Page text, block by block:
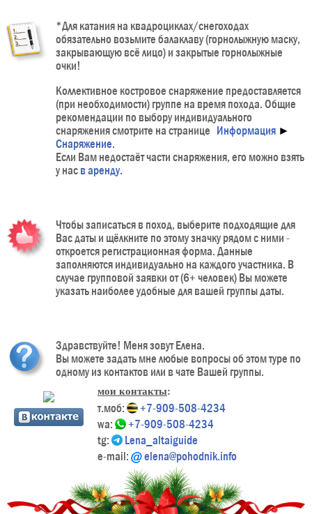
*Для катания на квадроциклах/снегоходах
обязательно возьмите балаклаву (горнолыжную маску,
закрывающую всё лицо) и закрытые горнолыжные
очки!
Коллективное костровое снаряжение предоставляется
(при необходимости) группе на время похода. Общие
рекомендации по выбору индивидуального
снаряжения смотрите на странице Информация ►
Снаряжение.
Если Вам недостаёт части снаряжения, его можно взять
у насв аренду.
Чтобы записаться в поход, выберите подходящие для
Вас даты и щёлкните по этому значку рядом с ними -
откроется регистрационная форма. Данные
заполняются индивидуально на каждого участника. В
случае групповой заявки от (6+ человек) Вы можете
указать наиболее удобные для вашей группы даты.
Здравствуйте! Меня зовут Елена.
Вы можете задать мне любые вопросы об этом туре по
одному из контактов или в чате Вашей группы.
мои контакты:
т.моб:
+7-909-508-4234
wa:
+7-909-508-4234
tg:
Lena_altaiguide
e-mail:
elena@pohodnik.info